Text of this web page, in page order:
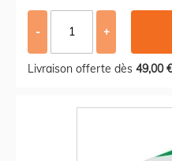
- +
Livraison offerte dès 49,00 €